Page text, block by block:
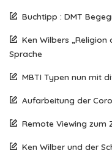
Buchtipp : DMT
Ken Wilbers
Sprache
MBTI Typen nun mit
Aufarbeitung der
Remote Viewing zum
Ken Wilber und der